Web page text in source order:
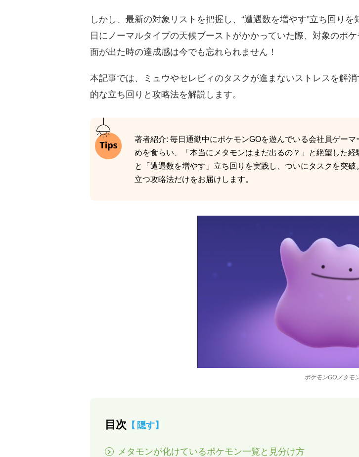
しかし、最新の対象リストを把握し、“遭遇数を増やす”立ち回り
日にノーマルタイプの天候ブーストがかかっていた際、対象のポ
面が出た時の達成感は今でも忘れられません！
本記事では、ミュウやセレビィのタスクが進まないストレスを解
的な立ち回りと攻略法を解説します。
著者紹介: 毎日通勤中にポケモンGOを遊んでいる会社員ゲー
めを食らい、「本当にメタモンはまだ出るの？」と絶望した
と「遭遇数を増やす」立ち回りを実践し、ついにタスクを突
立つ攻略法だけをお届けします。
ポケモンGOメタモ
目次 隠す
メタモンが化けているポケモン一覧と見分け方